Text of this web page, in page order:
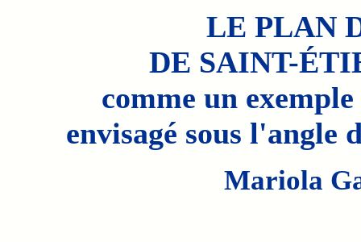
LE PLAN
DE SAINT-
comme un
envisagé sous l'angle
Mariola